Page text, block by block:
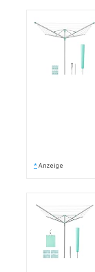
* Anzeige